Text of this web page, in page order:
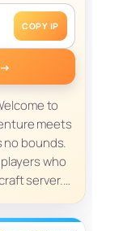
COPY IP
→
to
meets
no bounds.
who
server.…